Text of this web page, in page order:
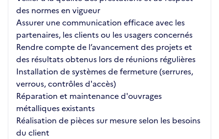
des normes en vigueur
Assurer une communication efficace avec les
partenaires, les clients ou les usagers concernés
Rendre compte de l’avancement des projets et
des résultats obtenus lors de réunions régulières
Installation de systèmes de fermeture (serrures,
verrous, contrôles d'accès)
Réparation et maintenance d'ouvrages
métalliques existants
Réalisation de pièces sur mesure selon les besoins
du client